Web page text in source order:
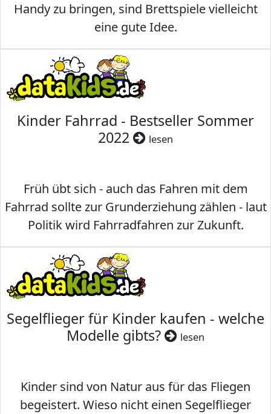
Handy zu bringen, sind Brettspiele vielleicht
eine gute Idee.
Kinder Fahrrad - Bestseller Sommer
2022
lesen
Früh übt sich - auch das Fahren mit dem
Fahrrad sollte zur Grunderziehung zählen - laut
Politik wird Fahrradfahren zur Zukunft.
Segelflieger für Kinder kaufen - welche
Modelle gibts?
lesen
Kinder sind von Natur aus für das Fliegen
begeistert. Wieso nicht einen Segelflieger